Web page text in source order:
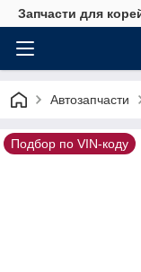
Запчасти для
Автозапчасти
Подбор по VIN-коду